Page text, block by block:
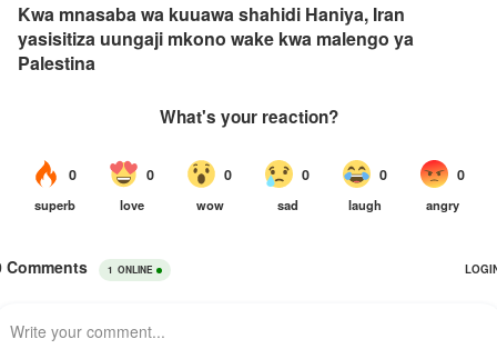
Kwa mnasaba wa kuuawa shahidi Haniya, Iran
yasisitiza uungaji mkono wake kwa malengo ya
Palestina